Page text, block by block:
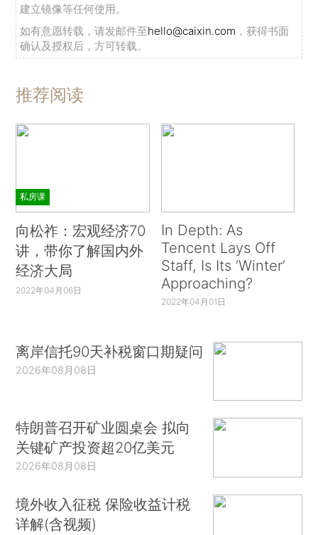
建立镜像等任何使用。
如有意愿转载，请发邮件至hello@caixin.com ，获得书面
确认及授权后，方可转载。
推荐阅读
私房课
向松祚：宏观经济70
讲，带你了解国内外
经济大局
2022年04月06日
In Depth: As
Tencent Lays Off
Staff, Is Its ‘Winter’
Approaching?
2022年04月01日
离岸信托90天补税窗口期疑问
2026年08月08日
特朗普召开矿业圆桌会 拟向
关键矿产投资超20亿美元
2026年08月08日
境外收入征税 保险收益计税
详解(含视频)